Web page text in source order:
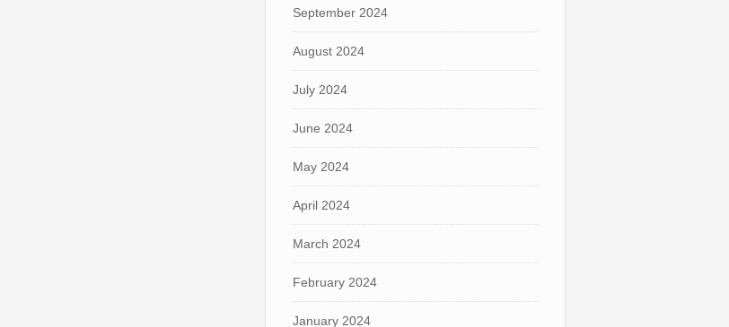
September 2024
August 2024
July 2024
June 2024
May 2024
April 2024
March 2024
February 2024
January 2024